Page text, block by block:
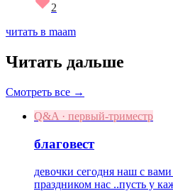
2
читать в maam
Читать дальше
Смотреть все →
Q&A · первый-триместр
благовест
девочки сегодня наш с
праздником нас ..пусть у